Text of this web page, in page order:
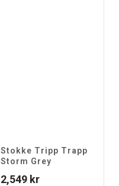
Stokke Tripp Trapp
Storm Grey
2,549 kr